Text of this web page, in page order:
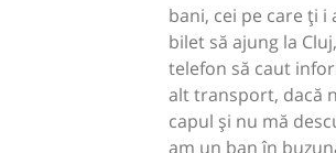
bani, cei pe care ți i
bilet să ajung la
telefon să caut
alt transport, dacă
capul și nu mă
am un ban în